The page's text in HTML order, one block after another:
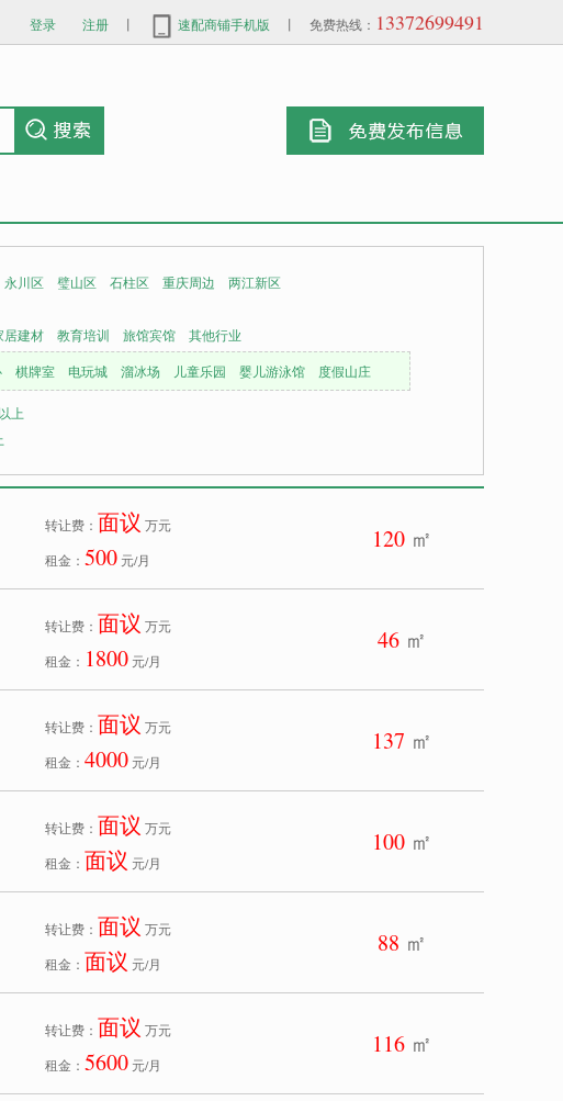
登录 注册 丨 速配商铺手机版 丨 免费热线： 13372699491
永川区 璧山区 石柱区 重庆周边
两江新区
居建材 教育培训 旅馆宾馆 其他行业
棋牌室 电玩城 溜冰场 儿童乐园 婴儿游泳馆 度假山庄
上
转让费： 面议 万元
租金： 500 元/月
120㎡
转让费： 面议 万元
租金： 1800 元/月
46㎡
转让费： 面议 万元
租金： 4000 元/月
137 ㎡
转让费： 面议 万元
租金： 面议 元/月
100㎡
转让费： 面议 万元
租金： 面议 元/月
88 ㎡
转让费： 面议 万元
租金： 5600 元/月
116㎡